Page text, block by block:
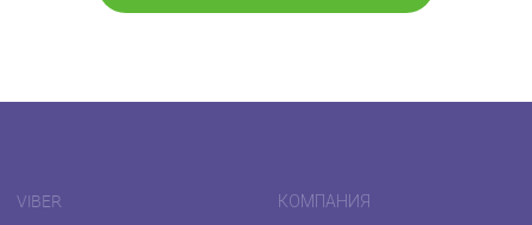
VIBER КОМПАНИЯ